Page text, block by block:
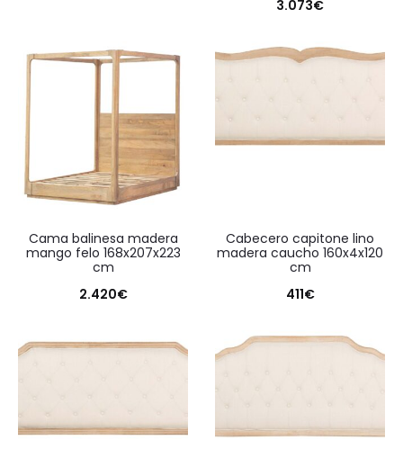
3.073€
cama balinesa madera
mango felo 168x207x223
cm
2.420€
cabecero capitone lino
madera caucho 160x4x120
cm
411€